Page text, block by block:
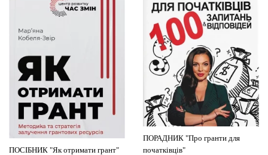
ПОРАДНИК "Про гранти для
початківців"
ПОСІБНИК "Як отримати грант"